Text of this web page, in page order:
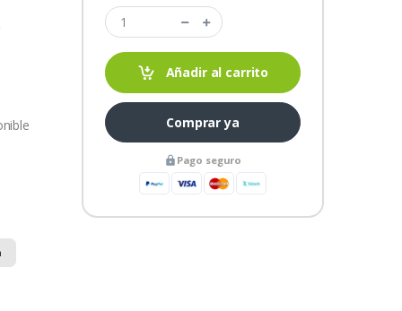
Añadir al carrito
Comprar ya
Pago seguro